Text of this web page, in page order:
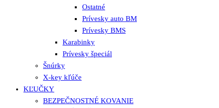
Ostatné
Prívesky auto BM
Prívesky BMS
Karabinky
Prívesky špeciál
Šnúrky
X-key kľúče
KĽUČKY
BEZPEČNOSTNÉ KOVANIE